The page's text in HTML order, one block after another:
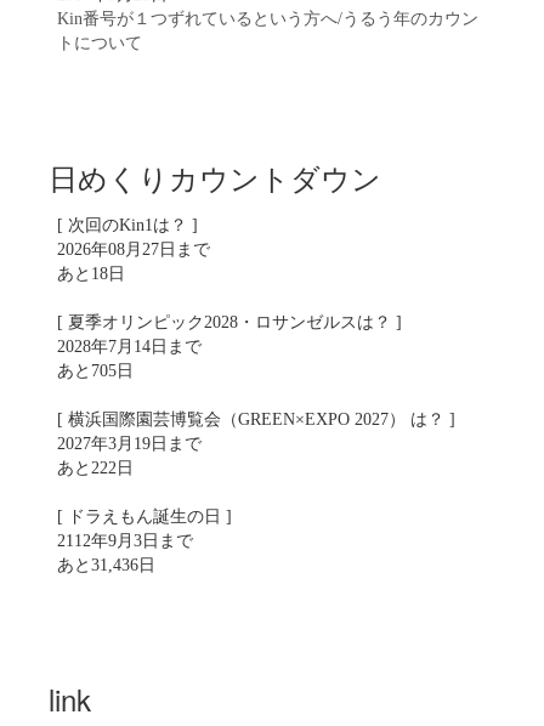
Kin番号が１つずれているという方へ/うるう年のカウン
トについて
日めくりカウントダウン
[ 次回のKin1は？ ]
2026年08月27日まで
あと18日
[ 夏季オリンピック2028・ロサンゼルスは？ ]
2028年7月14日まで
あと705日
[ 横浜国際園芸博覧会（GREEN×EXPO 2027） は？ ]
2027年3月19日まで
あと222日
[ ドラえもん誕生の日 ]
2112年9月3日まで
あと31,436日
link